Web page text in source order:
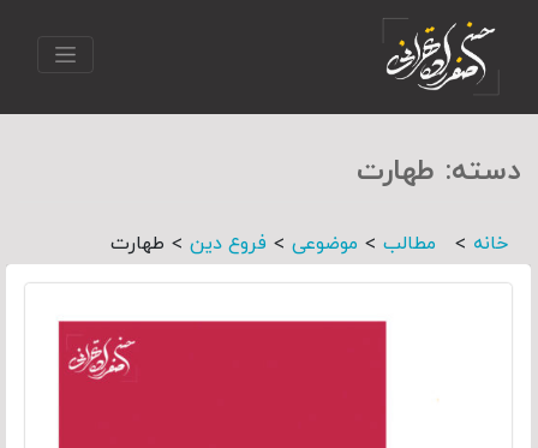
دسته: طهارت
خانه > مطالب > موضوعی > فروع دین > طهارت